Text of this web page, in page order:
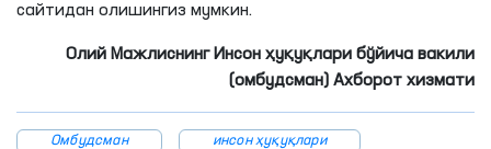
сайтидан олишингиз мумкин.
Олий Мажлиснинг Инсон ҳуқуқлари бўйича вакили
(омбудсман) Ахборот хизмати
Омбудсман инсон ҳуқуқлари